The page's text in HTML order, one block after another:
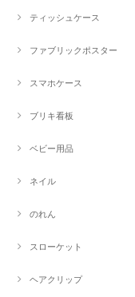
ティッシュケース
ファブリックポスター
スマホケース
ブリキ看板
ベビー用品
ネイル
のれん
スローケット
ヘアクリップ